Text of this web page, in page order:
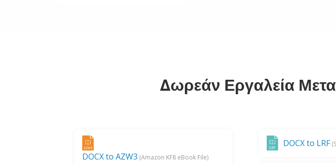
Δωρεάν Εργαλεία
DOCX to AZW3 (Amazon KF8 eBook File)
DOCX to LRF